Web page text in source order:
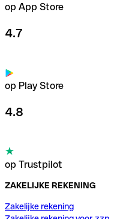
op App Store
4.7
op Play Store
4.8
op Trustpilot
ZAKELIJKE REKENING
Zakelijke rekening